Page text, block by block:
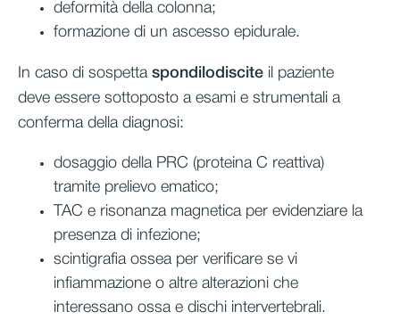
deformità della colonna;
formazione di un ascesso epidurale.
In caso di sospetta spondilodiscite il paziente
deve essere sottoposto a esami e strumentali a
conferma della diagnosi:
dosaggio della PRC (proteina C reattiva)
tramite prelievo ematico;
TAC e risonanza magnetica per evidenziare la
presenza di infezione;
scintigrafia ossea per verificare se vi
infiammazione o altre alterazioni che
interessano ossa e dischi intervertebrali.